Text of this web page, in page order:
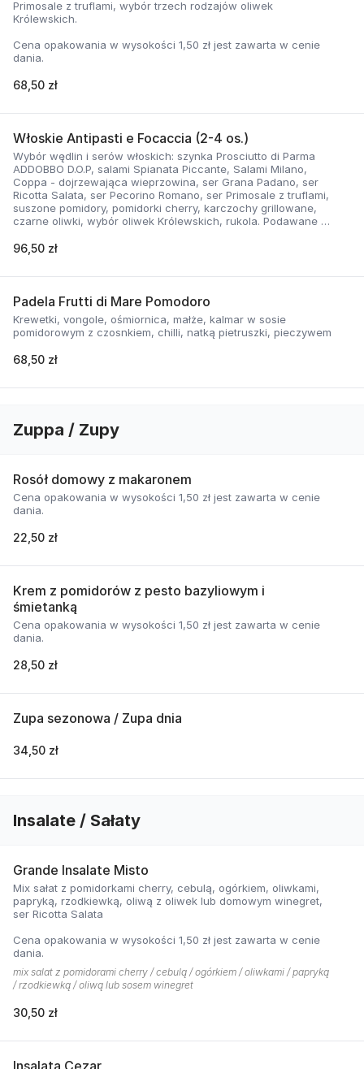
Primosale z truflami, wybór trzech rodzajów oliwek
Królewskich.
Cena opakowania w wysokości 1,50 zł jest zawarta w cenie
dania.
68,50 zł
Włoskie Antipasti e Focaccia (2-4 os.)
Wybór wędlin i serów włoskich: szynka Prosciutto di Parma
ADDOBBO D.O.P, salami Spianata Piccante, Salami Milano,
Coppa - dojrzewająca wieprzowina, ser Grana Padano, ser
Ricotta Salata, ser Pecorino Romano, ser Primosale z truflami,
suszone pomidory, pomidorki cherry, karczochy grillowane,
czarne oliwki, wybór oliwek Królewskich, rukola. Podawane z
96,50 zł
Padela Frutti di Mare Pomodoro
Krewetki, vongole, ośmiornica, małże, kalmar w sosie
pomidorowym z czosnkiem, chilli, natką pietruszki, pieczywem
68,50 zł
Zuppa / Zupy
Rosół domowy z makaronem
Cena opakowania w wysokości 1,50 zł jest zawarta w cenie
dania.
22,50 zł
Krem z pomidorów z pesto bazyliowym i
śmietanką
Cena opakowania w wysokości 1,50 zł jest zawarta w cenie
dania.
28,50 zł
Zupa sezonowa / Zupa dnia
34,50 zł
Insalate / Sałaty
Grande Insalate Misto
Mix sałat z pomidorkami cherry, cebulą, ogórkiem, oliwkami,
papryką, rzodkiewką, oliwą z oliwek lub domowym winegret,
ser Ricotta Salata
Cena opakowania w wysokości 1,50 zł jest zawarta w cenie
dania.
mix salat z pomidorami cherry / cebulą / ogórkiem / oliwkami / papryką
/ rzodkiewką / oliwą lub sosem winegret
30,50 zł